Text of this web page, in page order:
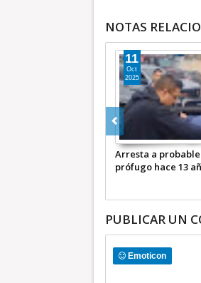
NOTAS
Arresta a
prófugo hace 13
11
Oct
2025
PUBLICAR UN
Emoticon